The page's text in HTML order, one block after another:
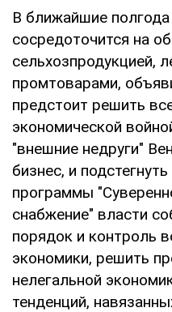
В ближайшие
сосредоточится на
сельхозпродукцией,
промтоварами,
предстоит решить
экономической
"внешние недруги"
бизнес, и
программы
снабжение" власти
порядок и контроль
экономики, решить
нелегальной
тенденций,